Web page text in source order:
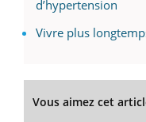
d’hypertension
Vivre plus
Vous aimez cet